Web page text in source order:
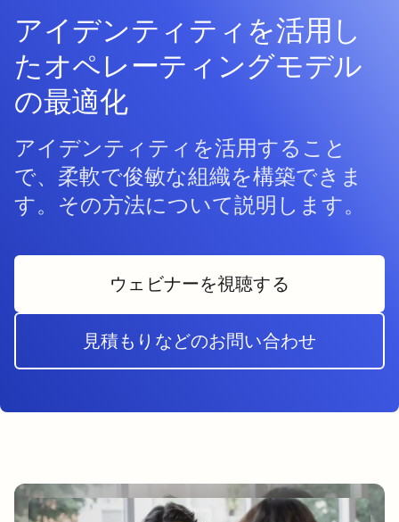
アイデンティティを活用し
たオペレーティングモデル
の最適化
アイデンティティを活用すること
で、柔軟で俊敏な組織を構築できま
す。その方法について説明します。
ウェビナーを視聴する
新しいタブで開く
見積もりなどのお問い合わせ